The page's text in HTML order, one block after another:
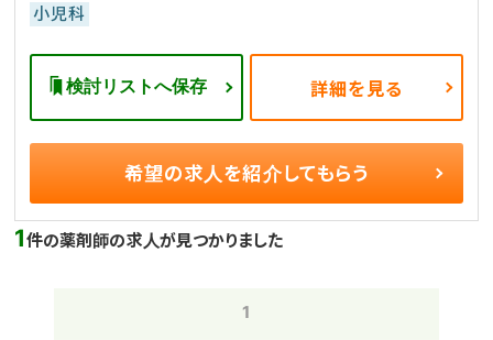
小児科
検討リストへ保存 詳細を見る
希望の求人を紹介してもらう
1件の薬剤師の求人が見つかりました
1